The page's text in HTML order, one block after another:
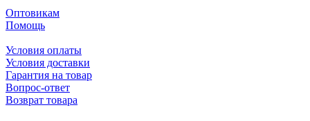
Оптовикам
Помощь
Условия оплаты
Условия доставки
Гарантия на товар
Вопрос-ответ
Возврат товара